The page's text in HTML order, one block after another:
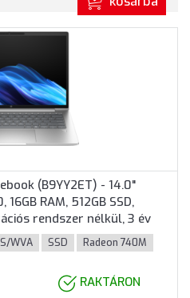
(B9YY2ET) - 14.0"
RAM, 512GB SSD,
rendszer nélkül, 3 év
WVA SSD Radeon 740M
RAKTÁRON